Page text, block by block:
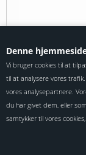
Denne
Vi bruger cookies til at
til at analysere vores
vores analysepartnere.
du har givet dem, eller
samtykker til vores
- 4 - 12 LED'er
- Mulighed for
- Gul / Blå / Multi
- Planmontering